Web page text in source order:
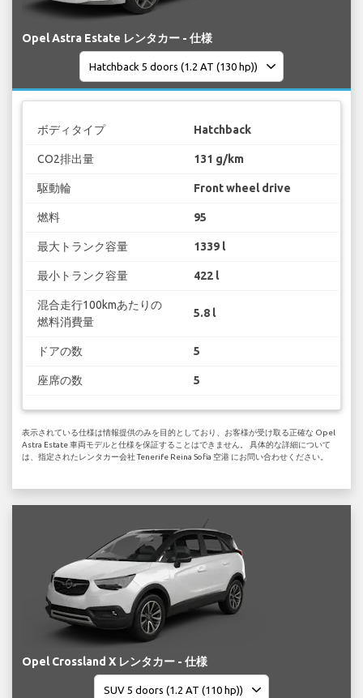
Opel Astra Estate レンタカー - 仕様
ボディタイプ Hatchback
CO2排出量 131 g/km
駆動輪 Front wheel drive
燃料 95
最大トランク容量 1339 l
最小トランク容量 422 l
混合走行100kmあたりの
燃料消費量
5.8 l
ドアの数 5
座席の数 5
表示されている仕様は情報提供のみを目的としており、お客様が受け取る正確な Opel
Astra Estate 車両モデルと仕様を保証することはできません。 具体的な詳細について
は、指定されたレンタカー会社 Tenerife Reina Sofia 空港 にお問い合わせください。
Opel Crossland X レンタカー - 仕様